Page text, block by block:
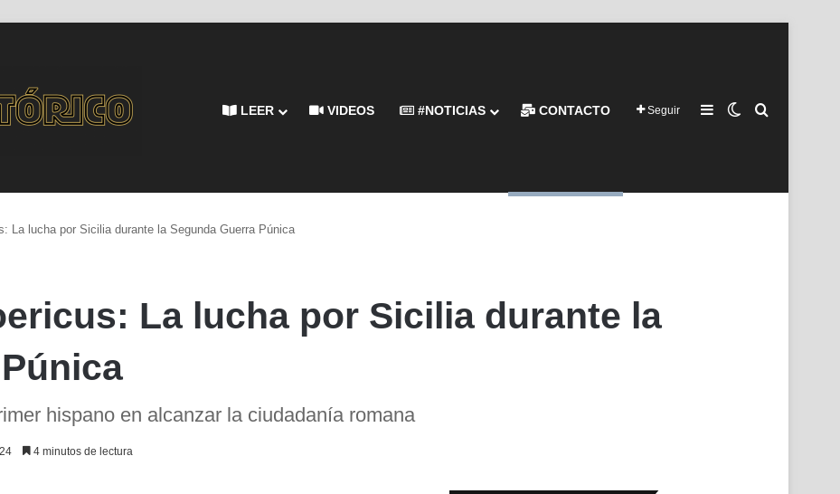
LEER VIDEOS #NOTICIAS CONTACTO Seguir Barra lateral
Switch skin
La lucha por Sicilia durante la Segunda Guerra Púnica
La lucha por Sicilia durante la
hispano en alcanzar la ciudadanía romana
4 minutos de lectura